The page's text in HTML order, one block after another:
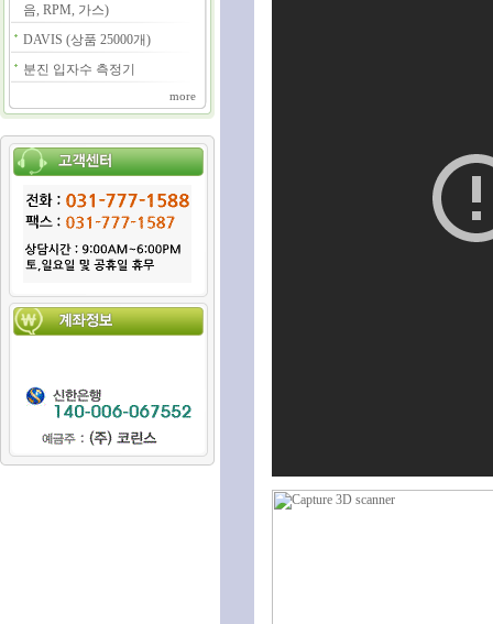
음, RPM, 가스)
DAVIS (상품 25000개)
분진 입자수 측정기
more